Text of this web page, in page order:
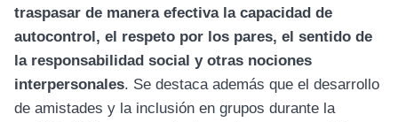
traspasar de manera efectiva la capacidad de
autocontrol, el respeto por los pares, el sentido de
la responsabilidad social y otras nociones
interpersonales. Se destaca además que el desarrollo
de amistades y la inclusión en grupos durante la